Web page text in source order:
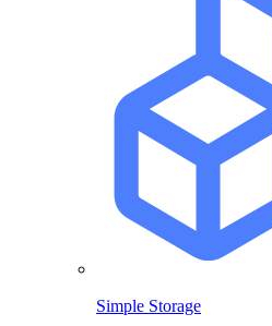
Simple Storage